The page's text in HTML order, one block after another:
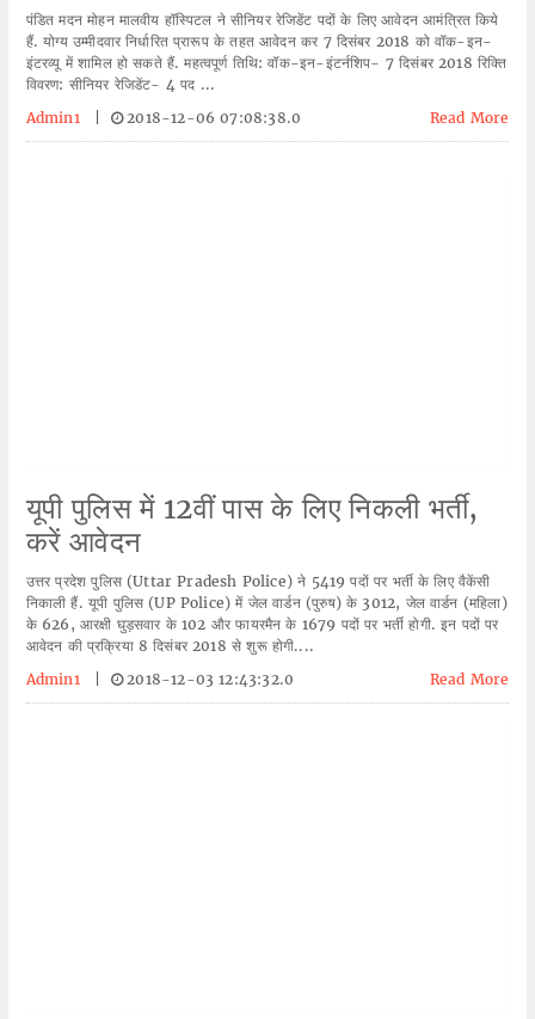
पंडित मदन मोहन मालवीय हॉस्पिटल ने सीनियर रेजिडेंट पदों के लिए आवेदन आमंत्रित किये
हैं. योग्य उम्मीदवार निर्धारित प्रारूप के तहत आवेदन कर 7 दिसंबर 2018 को वॉक-इन-
इंटरव्यू में शामिल हो सकते हैं. महत्वपूर्ण तिथि: वॉक-इन-इंटर्नशिप- 7 दिसंबर 2018 रिक्ति
विवरण: सीनियर रेजिडेंट- 4 पद ...
Admin1
2018-12-06 07:08:38.0 Read More
यूपी पुलिस में 12वीं पास के लिए निकली भर्ती,
करें आवेदन
उत्तर प्रदेश पुलिस (Uttar Pradesh Police) ने 5419 पदों पर भर्ती के लिए वैकेंसी
निकाली हैं. यूपी पुलिस (UP Police) में जेल वार्डन (पुरुष) के 3012, जेल वार्डन (महिला)
के 626, आरक्षी घुड़सवार के 102 और फायरमैन के 1679 पदों पर भर्ती होगी. इन पदों पर
आवेदन की प्रक्रिया 8 दिसंबर 2018 से शुरू होगी....
Admin1
2018-12-03 12:43:32.0 Read More